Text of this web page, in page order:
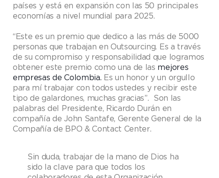
países y está en expansión con las 50 principales
economías a nivel mundial para 2025.​
“Este es un premio que dedico a las más de 5000
personas que trabajan en Outsourcing. Es a través
de su compromiso y responsabilidad que logramos
obtener este premio como una de las mejores
empresas de Colombia. Es un honor y un orgullo
para mí trabajar con todos ustedes y recibir este
tipo de galardones, muchas gracias”. Son las
palabras del Presidente, Ricardo Durán en
compañía de John Santafe, Gerente General de la
Compañía de BPO & Contact Center.
Sin duda, trabajar de la mano de Dios ha
sido la clave para que todos los